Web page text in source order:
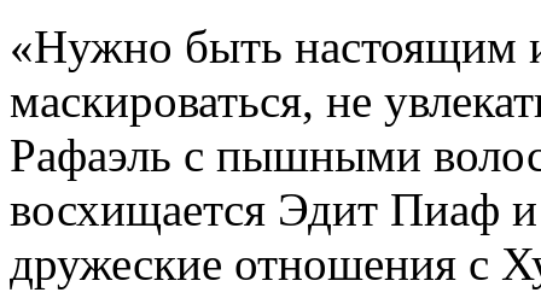
«Нужно быть настоящим
маскироваться, не
Рафаэль с пышными
восхищается Эдит Пиаф
дружеские отношения с